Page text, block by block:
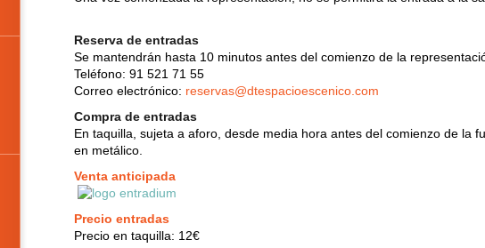
Reserva de entradas
Se mantendrán hasta 10 minutos antes del comienzo de la
Teléfono: 91 521 71 55
Correo electrónico: reservas@dtespacioescenico.com
Compra de entradas
En taquilla, sujeta a aforo, desde media hora antes del comienzo de la
en metálico.
Venta anticipada
Precio entradas
Precio en taquilla: 12€